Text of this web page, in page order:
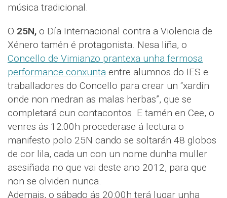
música tradicional.
O 25N, o Día Internacional contra a Violencia de
Xénero tamén é protagonista. Nesa liña, o
Concello de Vimianzo prantexa unha fermosa
performance conxunta entre alumnos do IES e
traballadores do Concello para crear un “xardín
onde non medran as malas herbas”, que se
completará cun contacontos. E tamén en Cee, o
venres ás 12:00h procederase á lectura o
manifesto polo 25N cando se soltarán 48 globos
de cor lila, cada un con un nome dunha muller
asesiñada no que vai deste ano 2012, para que
non se olviden nunca.
Ademais, o sábado ás 20:00h terá lugar unha